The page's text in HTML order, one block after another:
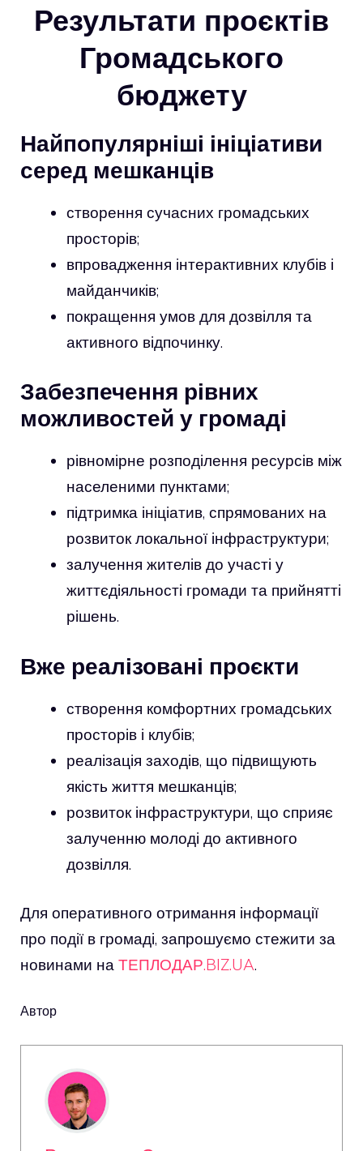
Результати проєктів
Громадського
бюджету
Найпопулярніші ініціативи
серед мешканців
створення сучасних громадських
просторів;
впровадження інтерактивних клубів і
майданчиків;
покращення умов для дозвілля та
активного відпочинку.
Забезпечення рівних
можливостей у громаді
рівномірне розподілення ресурсів між
населеними пунктами;
підтримка ініціатив, спрямованих на
розвиток локальної інфраструктури;
залучення жителів до участі у
життєдіяльності громади та прийнятті
рішень.
Вже реалізовані проєкти
створення комфортних громадських
просторів і клубів;
реалізація заходів, що підвищують
якість життя мешканців;
розвиток інфраструктури, що сприяє
залученню молоді до активного
дозвілля.
Для оперативного отримання інформації
про події в громаді, запрошуємо стежити за
новинами на ТЕПЛОДАР.BIZ.UA.
Автор